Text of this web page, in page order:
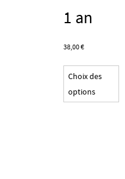
1 an
38,00€
Choix des
options